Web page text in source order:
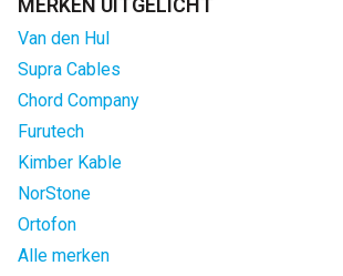
MERKEN UITGELICHT
Van den Hul
Supra Cables
Chord Company
Furutech
Kimber Kable
NorStone
Ortofon
Alle merken